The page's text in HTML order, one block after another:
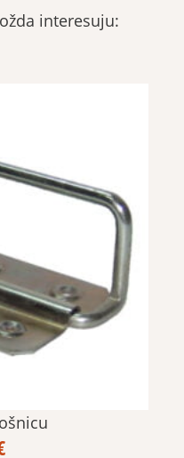
interesuju: